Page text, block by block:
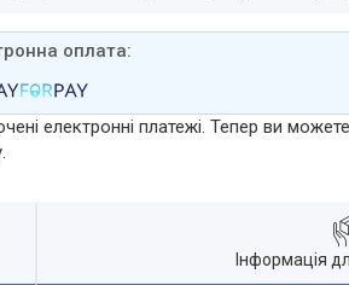
електронні платежі. Тепер ви
Інформація